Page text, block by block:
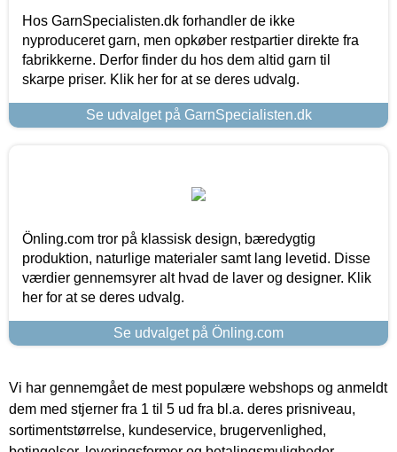
Hos GarnSpecialisten.dk forhandler de ikke
nyproduceret garn, men opkøber restpartier direkte fra
fabrikkerne. Derfor finder du hos dem altid garn til
skarpe priser. Klik her for at se deres udvalg.
Se udvalget på GarnSpecialisten.dk
Önling.com tror på klassisk design, bæredygtig
produktion, naturlige materialer samt lang levetid. Disse
værdier gennemsyrer alt hvad de laver og designer. Klik
her for at se deres udvalg.
Se udvalget på Önling.com
Vi har gennemgået de mest populære webshops og anmeldt
dem med stjerner fra 1 til 5 ud fra bl.a. deres prisniveau,
sortimentstørrelse, kundeservice, brugervenlighed,